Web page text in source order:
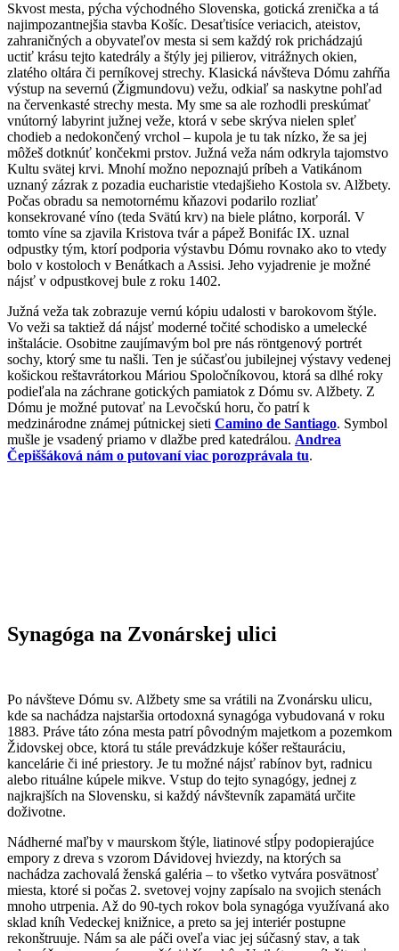
Skvost mesta, pýcha východného Slovenska, gotická zrenička a tá
najimpozantnejšia stavba Košíc. Desaťtisíce veriacich, ateistov,
zahraničných a obyvateľov mesta si sem každý rok prichádzajú
uctiť krásu tejto katedrály a štýly jej pilierov, vitrážnych okien,
zlatého oltára či perníkovej strechy. Klasická návšteva Dómu zahŕňa
výstup na severnú (Žigmundovu) vežu, odkiaľ sa naskytne pohľad
na červenkasté strechy mesta. My sme sa ale rozhodli preskúmať
vnútorný labyrint južnej veže, ktorá v sebe skrýva nielen spleť
chodieb a nedokončený vrchol – kupola je tu tak nízko, že sa jej
môžeš dotknúť končekmi prstov. Južná veža nám odkryla tajomstvo
Kultu svätej krvi. Mnohí možno nepoznajú príbeh a Vatikánom
uznaný zázrak z pozadia eucharistie vtedajšieho Kostola sv. Alžbety.
Počas obradu sa nemotornému kňazovi podarilo rozliať
konsekrované víno (teda Svätú krv) na biele plátno, korporál. V
tomto víne sa zjavila Kristova tvár a pápež Bonifác IX. uznal
odpustky tým, ktorí podporia výstavbu Dómu rovnako ako to vtedy
bolo v kostoloch v Benátkach a Assisi. Jeho vyjadrenie je možné
nájsť v odpustkovej bule z roku 1402.
Južná veža tak zobrazuje vernú kópiu udalosti v barokovom štýle.
Vo veži sa taktiež dá nájsť moderné točité schodisko a umelecké
inštalácie. Osobitne zaujímavým bol pre nás röntgenový portrét
sochy, ktorý sme tu našli. Ten je súčasťou jubilejnej výstavy vedenej
košickou reštavrátorkou Máriou Spoločníkovou, ktorá sa dlhé roky
podieľala na záchrane gotických pamiatok z Dómu sv. Alžbety. Z
Dómu je možné putovať na Levočskú horu, čo patrí k
medzinárodne známej pútnickej sieti Camino de Santiago. Symbol
mušle je vsadený priamo v dlažbe pred katedrálou. Andrea
Čepiššáková nám o putovaní viac porozprávala tu.
Synagóga na Zvonárskej ulici
Po návšteve Dómu sv. Alžbety sme sa vrátili na Zvonársku ulicu,
kde sa nachádza najstaršia ortodoxná synagóga vybudovaná v roku
1883. Práve táto zóna mesta patrí pôvodným majetkom a pozemkom
Židovskej obce, ktorá tu stále prevádzkuje kóšer reštauráciu,
kancelárie či iné priestory. Je tu možné nájsť rabínov byt, radnicu
alebo rituálne kúpele mikve. Vstup do tejto synagógy, jednej z
najkrajších na Slovensku, si každý návštevník zapamätá určite
doživotne.
Nádherné maľby v maurskom štýle, liatinové stĺpy podopierajúce
empory z dreva s vzorom Dávidovej hviezdy, na ktorých sa
nachádza zachovalá ženská galéria – to všetko vytvára posvätnosť
miesta, ktoré si počas 2. svetovej vojny zapísalo na svojich stenách
mnoho utrpenia. Až do 90-tych rokov bola synagóga využívaná ako
sklad kníh Vedeckej knižnice, a preto sa jej interiér postupne
rekonštruuje. Nám sa ale páči oveľa viac jej súčasný stav, a tak